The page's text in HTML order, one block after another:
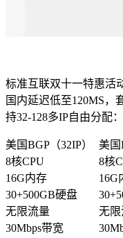
标准互联双十一特惠活
国内延迟低至120MS，
持32-128多IP自由分配：
美国BGP（32IP） 美国
8核CPU
8核
16G内存
16G
30+500GB硬盘
无限流量
无
30Mbps带宽